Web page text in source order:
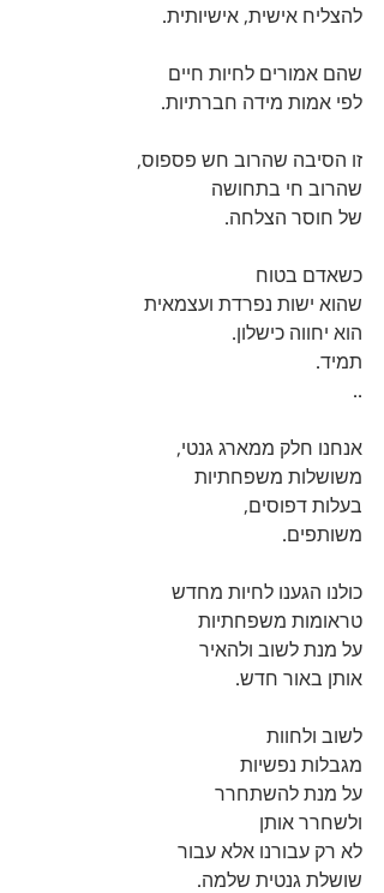
להצליח אישית, אישיותית.
שהם אמורים לחיות חיים
לפי אמות מידה חברתיות.
זו הסיבה שהרוב חש פספוס,
שהרוב חי בתחושה
של חוסר הצלחה.
כשאדם בטוח
שהוא ישות נפרדת ועצמאית
הוא יחווה כישלון.
תמיד.
..
אנחנו חלק ממארג גנטי,
משושלות משפחתיות
בעלות דפוסים,
משותפים.
כולנו הגענו לחיות מחדש
טראומות משפחתיות
על מנת לשוב ולהאיר
אותן באור חדש.
לשוב ולחוות
מגבלות נפשיות
על מנת להשתחרר
ולשחרר אותן
לא רק עבורנו אלא עבור
שושלת גנטית שלמה.